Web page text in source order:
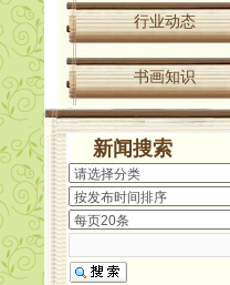
行业动态
书画知识
新闻搜索